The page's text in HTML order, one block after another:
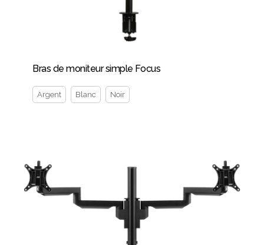
Bras de moniteur simple Focus
Argent Blanc Noir